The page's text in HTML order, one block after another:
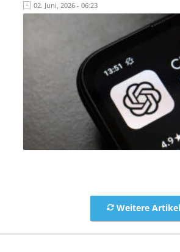
02. Juni, 2026 - 06:23
Weitere Artikel